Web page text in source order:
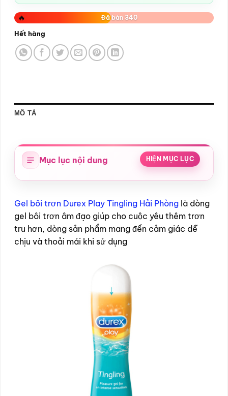
🔥 Đã bán 340
Hết hàng
MÔ TẢ
Mục lục nội dung HIỆN MỤC LỤC
Gel bôi trơn Durex Play Tingling Hải Phòng là dòng
gel bôi trơn âm đạo giúp cho cuộc yêu thêm trơn
tru hơn, dòng sản phẩm mang đến cảm giác dễ
chịu và thoải mái khi sử dụng